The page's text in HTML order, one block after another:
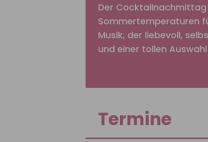
Der
Sommertemperaturen
Musik, der liebevoll,
und einer tollen
Termine